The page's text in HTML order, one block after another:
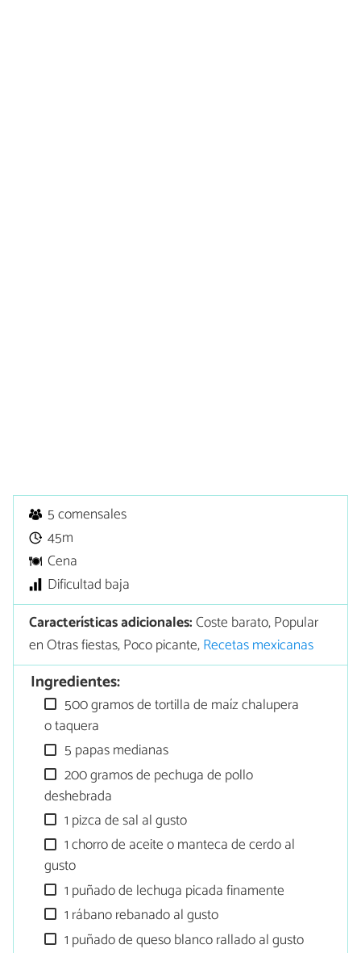
5 comensales
45m
Cena
Dificultad baja
Características adicionales:Coste barato, Popular
en Otras fiestas, Poco picante,Recetas mexicanas
Ingredientes:
500 gramos de tortilla de maíz chalupera
o taquera
5 papas medianas
200 gramos de pechuga de pollo
deshebrada
1 pizca de sal al gusto
1 chorro de aceite o manteca de cerdo al
gusto
1 puñado de lechuga picada finamente
1 rábano rebanado al gusto
1 puñado de queso blanco rallado al gusto